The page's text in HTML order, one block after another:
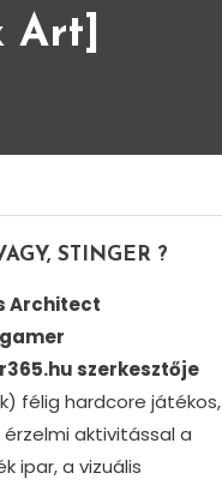
Art]
STINGER ?
Architect
szerkesztője
félig hardcore játékos,
aktivitással a
ipar, a vizuális